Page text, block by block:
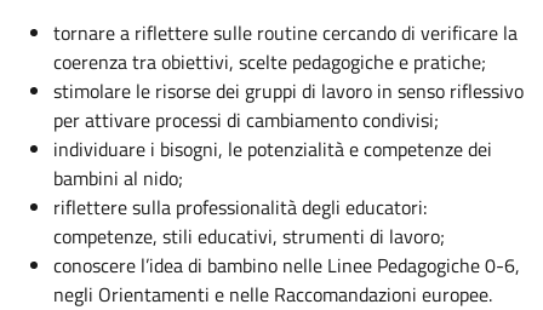
tornare a riflettere sulle routine cercando di verificare la
coerenza tra obiettivi, scelte pedagogiche e pratiche;
stimolare le risorse dei gruppi di lavoro in senso riflessivo
per attivare processi di cambiamento condivisi;
individuare i bisogni, le potenzialità e competenze dei
bambini al nido;
riflettere sulla professionalità degli educatori:
competenze, stili educativi, strumenti di lavoro;
conoscere l’idea di bambino nelle Linee Pedagogiche 0-6,
negli Orientamenti e nelle Raccomandazioni europee.